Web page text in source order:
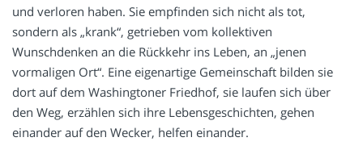
und verloren haben. Sie empfinden sich nicht als tot,
sondern als „krank“, getrieben vom kollektiven
Wunschdenken an die Rückkehr ins Leben, an „jenen
vormaligen Ort“. Eine eigenartige Gemeinschaft bilden sie
dort auf dem Washingtoner Friedhof, sie laufen sich über
den Weg, erzählen sich ihre Lebensgeschichten, gehen
einander auf den Wecker, helfen einander.